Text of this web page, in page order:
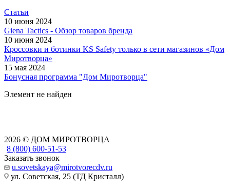
Статьи
10 июня 2024
Giena Tactics - Обзор товаров бренда
10 июня 2024
Кроссовки и ботинки KS Safety только в сети магазинов «Дом
Миротворца»
15 мая 2024
Бонусная программа "Дом Миротворца"
Элемент не найден
2026 © ДОМ МИРОТВОРЦА
8 (800) 600-51-53
Заказать звонок
u.sovetskaya@mirotvorecdv.ru
ул. Советская, 25 (ТД Кристалл)